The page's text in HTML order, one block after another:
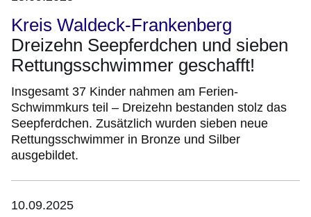
Kreis Waldeck-Frankenberg
Dreizehn Seepferdchen und sieben
Rettungsschwimmer geschafft!
Insgesamt 37 Kinder nahmen am Ferien-
Schwimmkurs teil – Dreizehn bestanden stolz das
Seepferdchen. Zusätzlich wurden sieben neue
Rettungsschwimmer in Bronze und Silber
ausgebildet.
10.09.2025